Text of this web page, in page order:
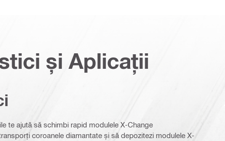
și Aplicații
te ajută să schimbi rapid modulele X-Change
coroanele diamantate și să depozitezi modulele X-